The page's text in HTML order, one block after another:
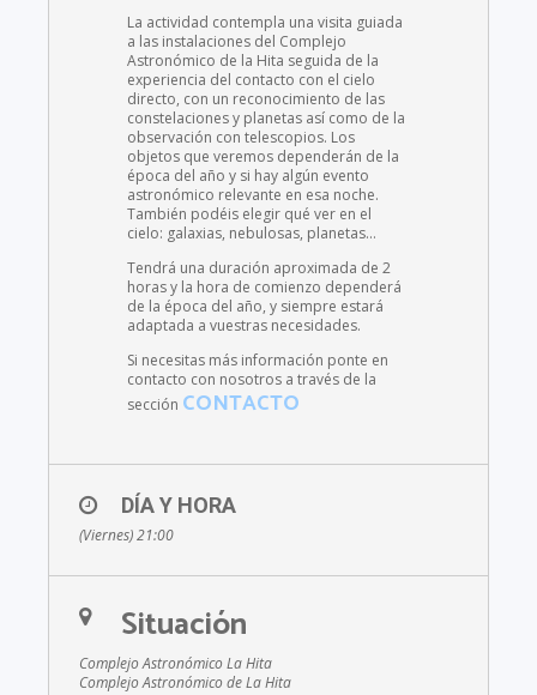
La actividad contempla una visita guiada
a las instalaciones del Complejo
Astronómico de la Hita seguida de la
experiencia del contacto con el cielo
directo, con un reconocimiento de las
constelaciones y planetas así como de la
observación con telescopios. Los
objetos que veremos dependerán de la
época del año y si hay algún evento
astronómico relevante en esa noche.
También podéis elegir qué ver en el
cielo: galaxias, nebulosas, planetas…
Tendrá una duración aproximada de 2
horas y la hora de comienzo dependerá
de la época del año, y siempre estará
adaptada a vuestras necesidades.
Si necesitas más información ponte en
contacto con nosotros a través de la
sección CONTACTO
DÍA Y HORA
(Viernes) 21:00
Situación
Complejo Astronómico La Hita
Complejo Astronómico de La Hita